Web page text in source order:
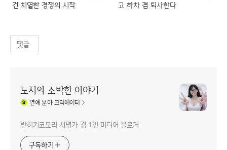
건 치열한 경쟁의 시작
고 하차 겸 퇴사한다
댓글
노지의 소박한 이야기
연예분야 크리에이터
반히키코모리 서평가 겸 1인 미디어 블로거
구독하기